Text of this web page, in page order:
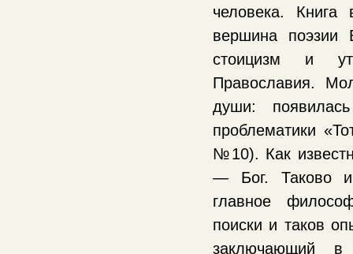
человека.
вершина поэзии
стоицизм и
Православия.
души:
проблематики
№10). Как
— Бог. Таково и
главное
поиски и таков
заключающий в